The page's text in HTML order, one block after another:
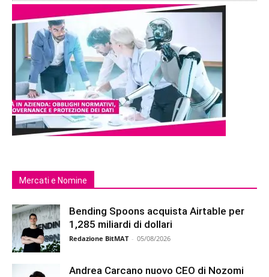
Mercati e Nomine
Bending Spoons acquista Airtable per
1,285 miliardi di dollari
Redazione BitMAT - 05/08/2026
Andrea Carcano nuovo CEO di Nozomi